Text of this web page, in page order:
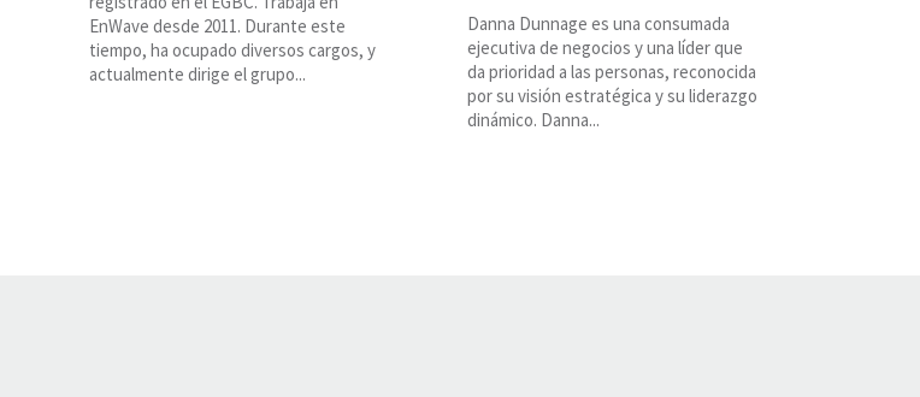
EnWave desde 2011. Durante este
tiempo, ha ocupado diversos cargos, y
actualmente dirige el grupo...
Danna Dunnage es una consumada
ejecutiva de negocios y una líder que
da prioridad a las personas, reconocida
por su visión estratégica y su liderazgo
dinámico. Danna...